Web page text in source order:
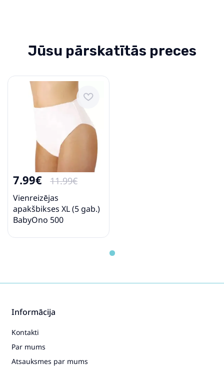
Jūsu pārskatītās preces
7.99€ 11.99€
Vienreizējas
apakšbikses XL (5 gab.)
BabyOno 500
Informācija
Kontakti
Par mums
Atsauksmes par mums